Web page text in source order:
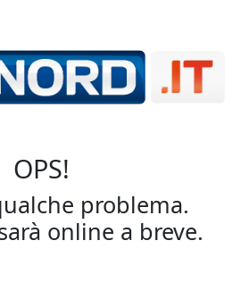
OPS!
problema.
online a breve.